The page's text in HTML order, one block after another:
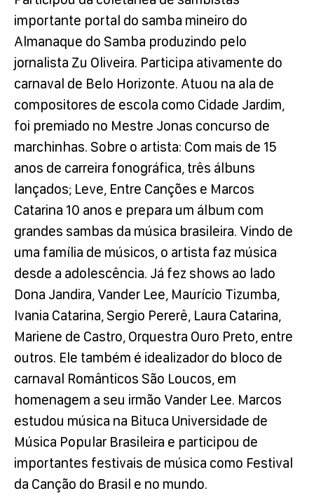
importante portal do samba mineiro do
Almanaque do Samba produzindo pelo
jornalista Zu Oliveira. Participa ativamente do
carnaval de Belo Horizonte. Atuou na ala de
compositores de escola como Cidade Jardim,
foi premiado no Mestre Jonas concurso de
marchinhas. Sobre o artista: Com mais de 15
anos de carreira fonográfica, três álbuns
lançados; Leve, Entre Canções e Marcos
Catarina 10 anos e prepara um álbum com
grandes sambas da música brasileira. Vindo de
uma família de músicos, o artista faz música
desde a adolescência. Já fez shows ao lado
Dona Jandira, Vander Lee, Maurício Tizumba,
Ivania Catarina, Sergio Pererê, Laura Catarina,
Mariene de Castro, Orquestra Ouro Preto, entre
outros. Ele também é idealizador do bloco de
carnaval Românticos São Loucos, em
homenagem a seu irmão Vander Lee. Marcos
estudou música na Bituca Universidade de
Música Popular Brasileira e participou de
importantes festivais de música como Festival
da Canção do Brasil e no mundo.